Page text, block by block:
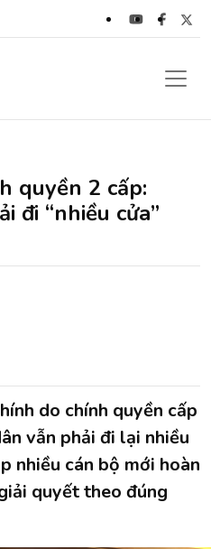
quyền 2 cấp:
đi “nhiều cửa”
do chính quyền cấp
vẫn phải đi lại nhiều
nhiều cán bộ mới hoàn
quyết theo đúng